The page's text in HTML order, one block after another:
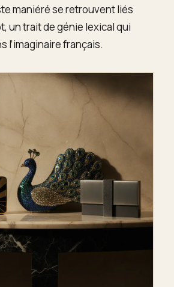
maniéré se retrouvent liés
un trait de génie lexical qui
l’imaginaire français.